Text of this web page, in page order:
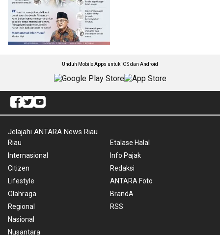
Unduh Mobile Apps untuk iOS dan Android
Jelajahi ANTARA News Riau
Riau
Internasional
Citizen
Lifestyle
Olahraga
Regional
Nasional
Nusantara
Etalase Halal
Info Pajak
Redaksi
ANTARA Foto
BrandA
RSS